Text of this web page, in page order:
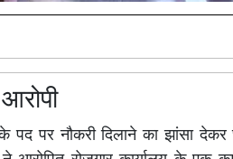
पद पर नौकरी दिलाने का झांसा